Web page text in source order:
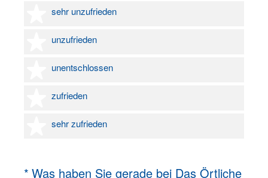
sehr unzufrieden
1 Stern
unzufrieden
2 Sterne
unentschlossen
3 Sterne
zufrieden
4 Sterne
sehr zufrieden
5 Sterne
* Was haben Sie gerade bei Das Örtliche
(Erforderlich.)